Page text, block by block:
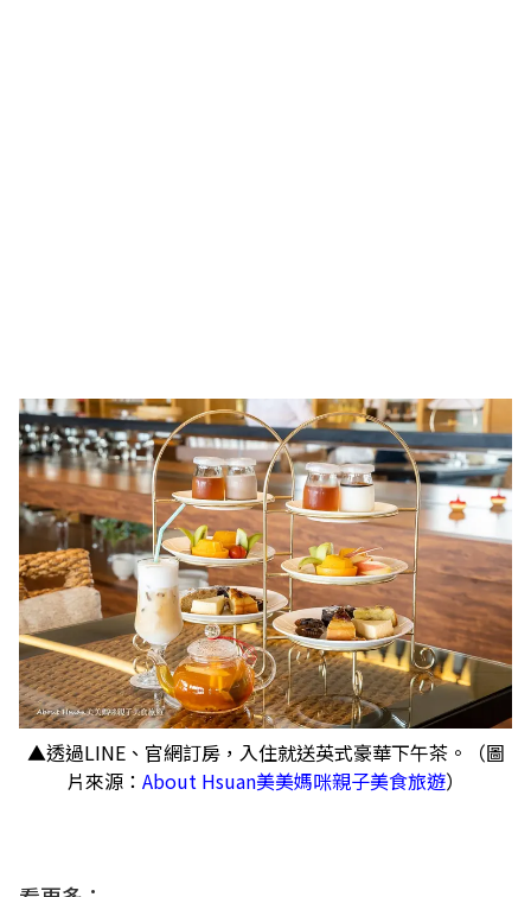
▲透過LINE、官網訂房，入住就送英式豪華下午茶。（圖
片來源： About Hsuan美美媽咪親子美食旅遊）